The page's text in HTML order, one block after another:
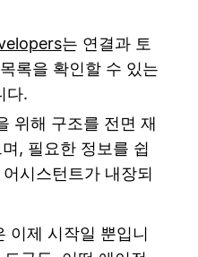
는 연결과 토
록을 확인할 수 있는
다.
위해 구조를 전면 재
, 필요한 정보를 쉽
시스턴트가 내장되
이제 시작일 뿐입니